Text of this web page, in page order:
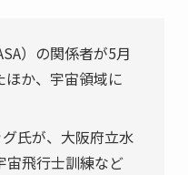
）の関係者が5月
か、宇宙領域に
氏が、大阪府立水
宙飛行士訓練など